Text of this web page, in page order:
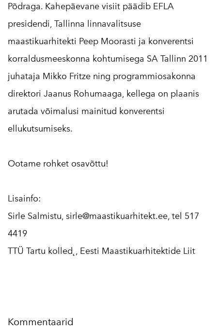
Põdraga. Kahepäevane visiit päädib EFLA
presidendi, Tallinna linnavalitsuse
maastikuarhitekti Peep Moorasti ja konverentsi
korraldusmeeskonna kohtumisega SA Tallinn 2011
juhataja Mikko Fritze ning programmiosakonna
direktori Jaanus Rohumaaga, kellega on plaanis
arutada võimalusi mainitud konverentsi
ellukutsumiseks.
Ootame rohket osavõttu!
Lisainfo:
Sirle Salmistu, sirle@maastikuarhitekt.ee, tel 517
4419
TTÜ Tartu kolled˛, Eesti Maastikuarhitektide Liit
Kommentaarid